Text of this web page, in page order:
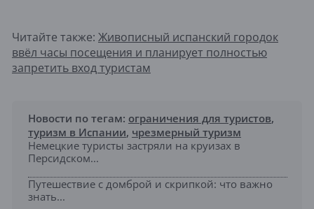
Читайте также: Живописный испанский городок
ввёл часы посещения и планирует полностью
запретить вход туристам
Новости по тегам: ограничения для туристов,
туризм в Испании, чрезмерный туризм
Немецкие туристы застряли на круизах в
Персидском...
Путешествие с домброй и скрипкой: что важно
знать...